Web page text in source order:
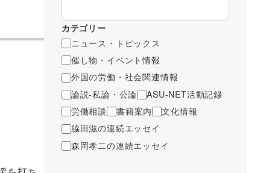
カテゴリー
ニュース・トピックス
催し物・イベント情報
外国の労働・社会関連情報
論説-私論・公論
ASU-NET活動記録
労働相談
書籍案内
文化情報
脇田滋の連続エッセイ
森岡孝二の連続エッセイ